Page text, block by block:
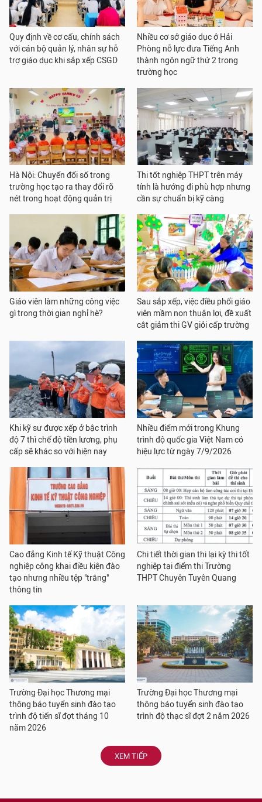
Quy định về cơ cấu, chính sách
với cán bộ quản lý, nhân sự hỗ
trợ giáo dục khi sắp xếp CSGD
Nhiều cơ sở giáo dục ở Hải
Phòng nỗ lực đưa Tiếng Anh
thành ngôn ngữ thứ 2 trong
trường học
Hà Nội: Chuyển đổi số trong
trường học tạo ra thay đổi rõ
nét trong hoạt động quản trị
Thi tốt nghiệp THPT trên máy
tính là hướng đi phù hợp nhưng
cần sự chuẩn bị kỹ càng
Giáo viên làm những công việc
gì trong thời gian nghỉ hè?
Sau sắp xếp, việc điều phối giáo
viên mầm non thuận lợi, đề xuất
cắt giảm thi GV giỏi cấp trường
Khi kỹ sư được xếp ở bậc trình
độ 7 thì chế độ tiền lương, phụ
cấp sẽ khác so với hiện nay
Nhiều điểm mới trong Khung
trình độ quốc gia Việt Nam có
hiệu lực từ ngày 7/9/2026
Cao đẳng Kinh tế Kỹ thuật Công
nghiệp công khai điều kiện đào
tạo nhưng nhiều tệp "trắng"
thông tin
Chi tiết thời gian thi lại kỳ thi tốt
nghiệp tại điểm thi Trường
THPT Chuyên Tuyên Quang
Trường Đại học Thương mại
thông báo tuyển sinh đào tạo
trình độ tiến sĩ đợt tháng 10
năm 2026
Trường Đại học Thương mại
thông báo tuyển sinh đào tạo
trình độ thạc sĩ đợt 2 năm 2026
XEM TIẾP